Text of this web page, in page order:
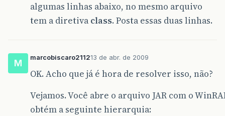
algumas linhas abaixo, no mesmo arquivo
tem a diretiva class. Posta essas duas linhas.
M
marcobiscaro211213 de abr. de 2009
OK. Acho que já é hora de resolver isso, não?
Vejamos. Você abre o arquivo JAR com o
obtém a seguinte hierarquia: